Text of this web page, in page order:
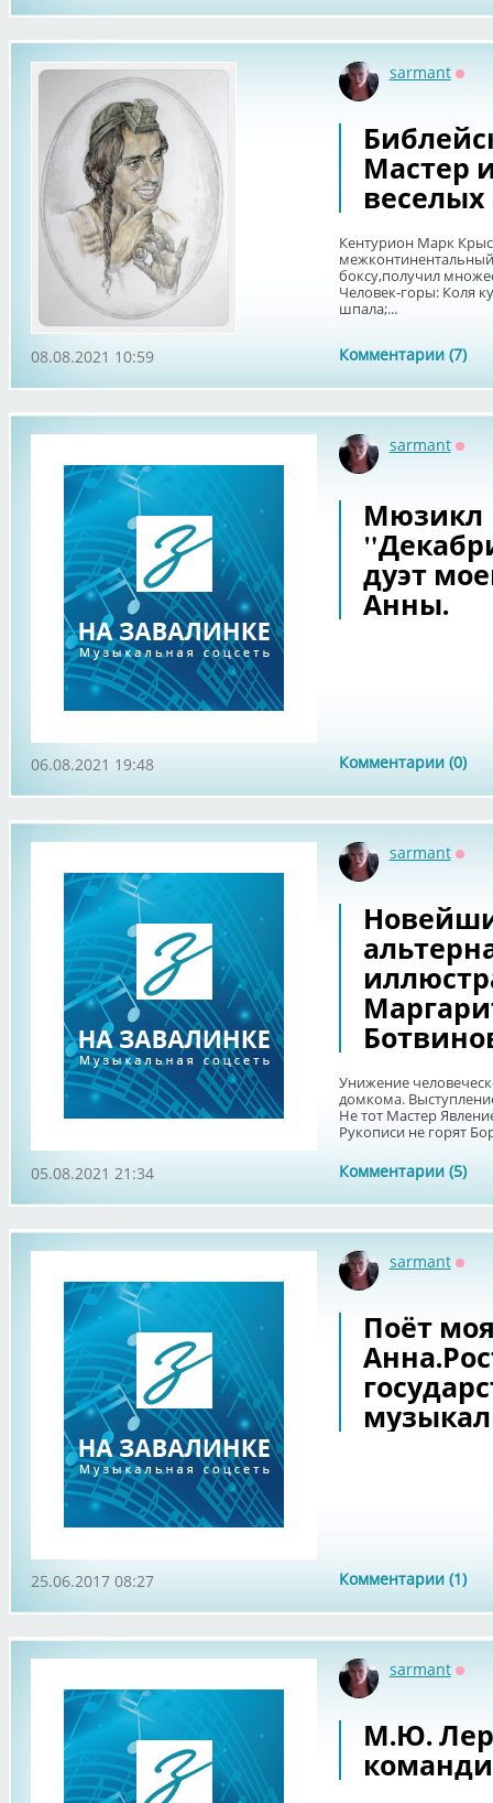
sarmant
Мастер
Кентурион Марк
боксу,получил
Человек-горы: Коля
шпала;...
Комментарии (7)
08.08.2021 10:59
sarmant
Мюзикл
дуэт
Анны.
Комментарии (0)
06.08.2021 19:48
sarmant
Унижение
домкома.
Не тот Мастер
Рукописи не горят
Комментарии (5)
05.08.2021 21:34
sarmant
Поёт
Комментарии (1)
25.06.2017 08:27
sarmant
М.Ю.